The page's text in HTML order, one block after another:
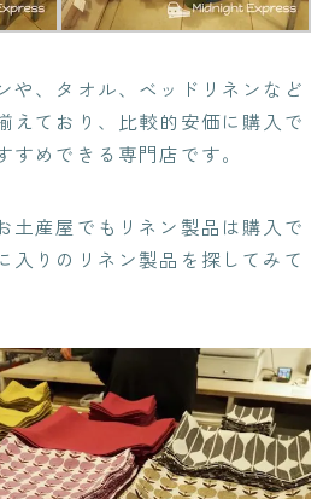
や、タオル、ベッドリネンなど
えており、比較的安価に購入で
すめできる専門店です。
土産屋でもリネン製品は購入で
入りのリネン製品を探してみて